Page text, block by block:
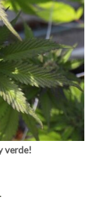
verde!